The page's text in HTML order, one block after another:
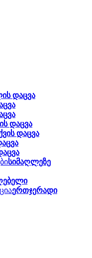
დაცვა
დაცვა
დაცვა
სიმაღლეზე
ერთჯერადი